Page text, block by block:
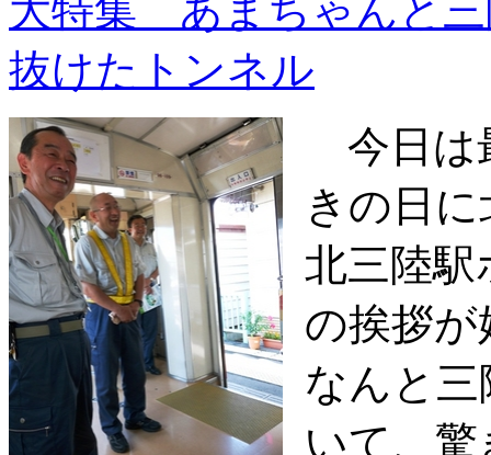
大特集 あまちゃんと
抜けたトンネル
今日は
きの日
北三陸駅
の挨拶
なんと
いて、